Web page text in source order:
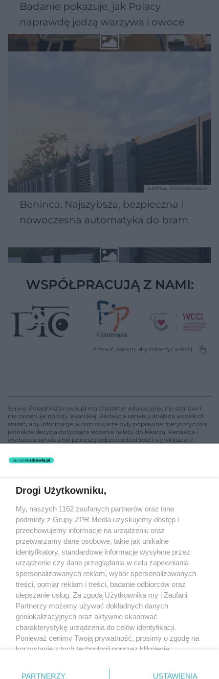
Badanie pokazuje, jak Polacy
naprawdę jedzą warzywa i owoce
Beninca. Najszybsza, bezpieczna i
nowoczesna automatyka do bram
MATERIAŁ SPONSOROWANY
WSPÓŁPRACUJĄ Z NAMI:
Serwis PoradnikZdrowie.pl ma charakter edukacyjny, nie stanowi i
nie zastępuje porady lekarskiej. Redakcja serwisu dokłada wszelkich
starań, aby informacje w nim zawarte były poprawne merytorycznie,
jednakże decyzja dotycząca leczenia należy do lekarza. Redakcja i
wydawca serwisu nie ponoszą odpowiedzialności wynikającej z
świadczeń zdrowotnych w rozumieniu art. 3 ust 1 ustawy o
rozpowszechniany lub dalej rozpowszechniany w jakikolwiek sposób
(w tym także elektroniczny lub mechaniczny) na jakimkolwiek polu
eksploatacji w jakiejkolwiek formie, włącznie z umieszczaniem w
Internecie bez pisemnej zgody właściciela praw. Jakiekolwiek użycie
lub wykorzystanie utworów w całości lub w części z naruszeniem
prawa, tzn. bez właściwej zgody, jest zabronione pod groźbą kary i
może być ścigane prawnie.
O nas
Informacje prawne
Nasze serwisy
Drogi Użytkowniku,
My, naszych 1162 zaufanych partnerów oraz inne
podmioty z Grupy ZPR Media uzyskujemy dostęp i
przechowujemy informacje na urządzeniu oraz
przetwarzamy dane osobowe, takie jak unikalne
identyfikatory, standardowe informacje wysyłane przez
urządzenie czy dane przeglądania w celu zapewniania
spersonalizowanych reklam, wybór spersonalizowanych
treści, pomiar reklam i treści, badanie odbiorców oraz
ulepszanie usług. Za zgodą Użytkownika my i Zaufani
Partnerzy możemy używać dokładnych danych
geolokalizacyjnych oraz aktywnie skanować
charakterystykę urządzenia do celów identyfikacji.
Ponieważ cenimy Twoją prywatność, prosimy o zgodę na
korzystanie z tych technologii poprzez kliknięcie
zmienić/wycofać klikając przycisk ustawień prywatności
PARTNERZY USTAWIENIA